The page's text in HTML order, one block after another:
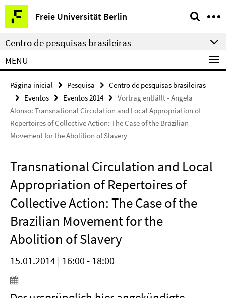
Springe
direkt
zu
Inhalt
Freie Universität Berlin
Serviço
de
navegação
Centro de pesquisas brasileiras
MENU
Página inicial Pesquisa
Centro de pesquisas brasileiras
Eventos
Eventos 2014
Vortrag entfällt - Angela
Alonso: Transnational Circulation and Local Appropriation of
Repertoires of Collective Action: The Case of the Brazilian
Movement for the Abolition of Slavery
Transnational Circulation and Local
Appropriation of Repertoires of
Collective Action: The Case of the
Brazilian Movement for the
Abolition of Slavery
15.01.2014 | 16:00 - 18:00